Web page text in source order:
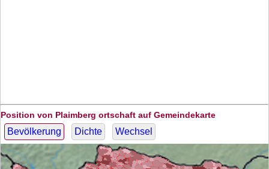
Position von Plaimberg ortschaft auf Gemeindekarte
Bevölkerung Dichte Wechsel